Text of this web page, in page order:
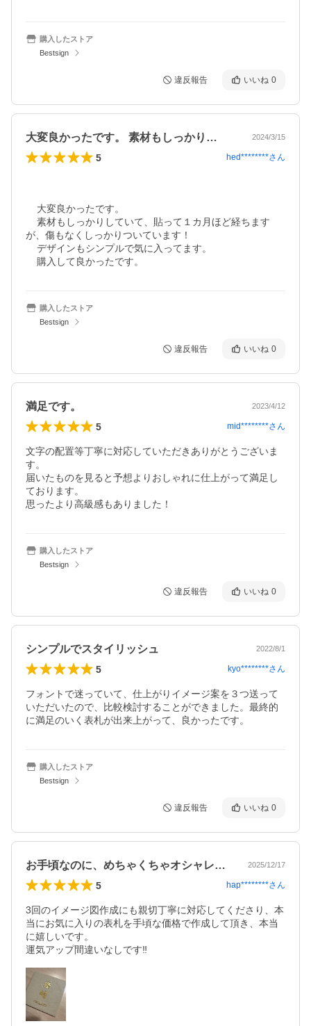
購入したストア
Bestsign
違反報告 いいね 0
大変良かったです。 素材もしっかり… 2024/3/15
5 hed********さん
が、傷もなくしっかりついています！
    購入して良かったです。
購入したストア
Bestsign
違反報告 いいね 0
満足です。 2023/4/12
5 mid********さん
文字の配置等丁寧に対応していただきありがとうございま
す。
届いたものを見ると予想よりおしゃれに仕上がって満足し
ております。
思ったより高級感もありました！
購入したストア
Bestsign
違反報告 いいね 0
シンプルでスタイリッシュ 2022/8/1
5 kyo********さん
フォントで迷っていて、仕上がりイメージ案を３つ送って
いただいたので、比較検討することができました。最終的
に満足のいく表札が出来上がって、良かったです。
購入したストア
Bestsign
違反報告 いいね 0
お手頃なのに、めちゃくちゃオシャレで上品 2025/12/17
5 hap********さん
3回のイメージ図作成にも親切丁寧に対応してくださり、本
当にお気に入りの表札を手頃な価格で作成して頂き、本当
に嬉しいです。
運気アップ間違いなしです‼️